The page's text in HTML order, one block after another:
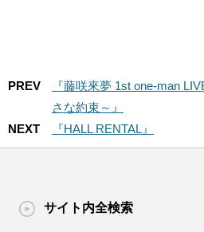
PREV
『藤咲來夢 1st one-man
さな約束～』
NEXT
『HALL RENTAL』
サイト内全検索